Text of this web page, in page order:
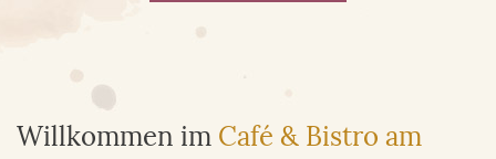
Willkommen im Café & Bistro am